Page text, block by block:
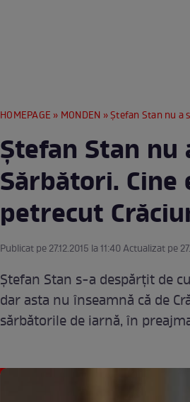
HOMEPAGE » MONDEN » Ştefan Stan nu a
Ştefan Stan
Sărbători.
petrecut
Publicat pe 27.12.2015 la 11:40 Actualizat pe
Ştefan Stan s-a despărţit de
dar asta nu înseamnă că de
sărbătorile de iarnă, în